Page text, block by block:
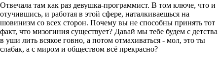
Отвечала там как раз девушка-программист. В том ключе, что и
отучившись, и работая в этой сфере, наталкиваешься на
шовинизм со всех сторон. Почему вы не способны принять тот
факт, что мизогиния существует? Давай мы тебе будем с детства
в уши лить всякое говно, а потом отмахиваться - мол, это ты
слабак, а с миром и обществом всё прекрасно?